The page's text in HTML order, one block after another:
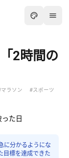
2時間の
ラソン
#スポーツ
に分かるようにな
目標を達成できた